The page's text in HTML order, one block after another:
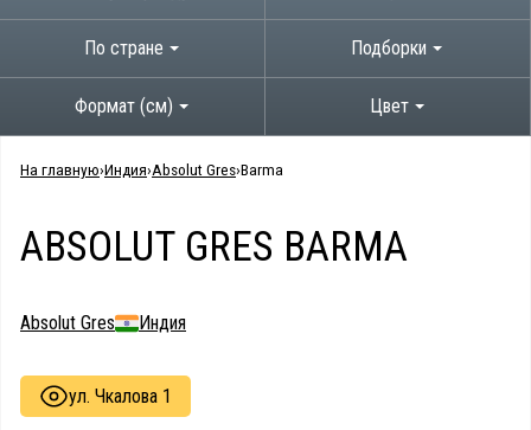
По стране Подборки
Формат (см) Цвет
На главную Индия Absolut Gres Barma
ABSOLUT GRES BARMA
Absolut Gres Индия
ул. Чкалова 1